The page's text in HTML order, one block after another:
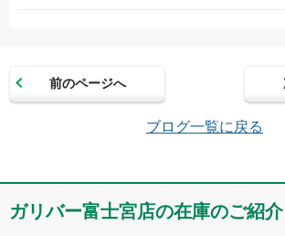
メールアドレス（半角英数）
コメント
前のページへ
ブログ一覧に戻る
ガリバー富士宮店の在庫のご紹介